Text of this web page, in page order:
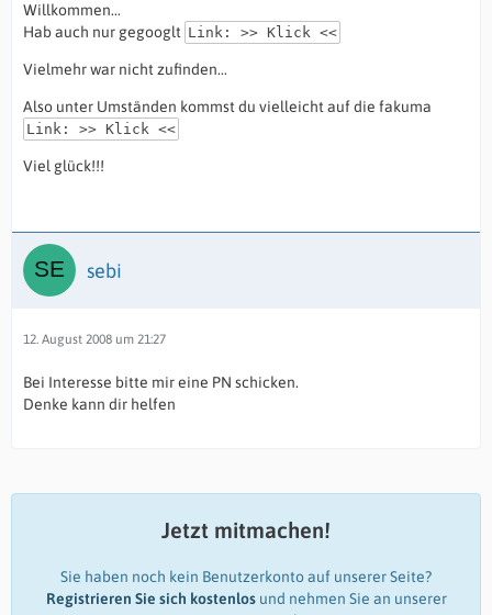
Willkommen...
Hab auch nur gegooglt Link: >> Klick <<
Vielmehr war nicht zufinden...
Also unter Umständen kommst du vielleicht auf die fakuma
Link: >> Klick <<
Viel glück!!!
sebi
12. August 2008 um 21:27
Bei Interesse bitte mir eine PN schicken.
Denke kann dir helfen
Jetzt mitmachen!
Sie haben noch kein Benutzerkonto auf unserer Seite?
Registrieren Sie sich kostenlosund nehmen Sie an unserer